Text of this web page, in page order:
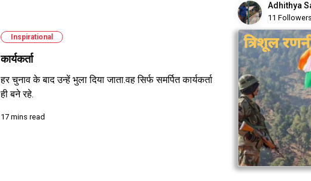
Inspirational
कार्यकर्ता
हर चुनाव के बाद उन्हें भुला दिया जाता.वह सिर्फ समर्पित कार्यकर्ता
ही बने रहे.
17 mins read
Adhithya
11 Followers